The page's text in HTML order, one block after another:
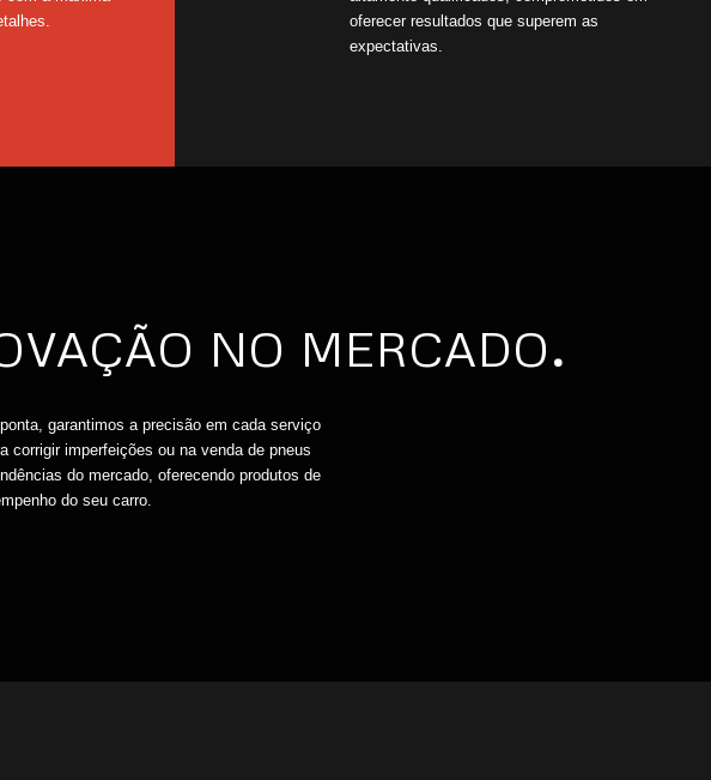
oferecer resultados que superem as
expectativas.
NO MERCADO.
garantimos a precisão em cada serviço
corrigir imperfeições ou na venda de pneus
do mercado, oferecendo produtos de
do seu carro.